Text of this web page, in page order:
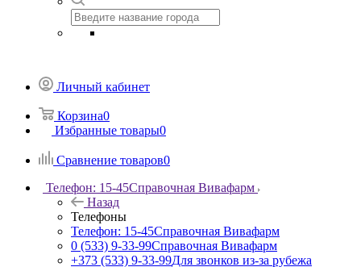
Личный кабинет
Корзина0
Избранные товары0
Сравнение товаров0
Телефон: 15-45Справочная Вивафарм
Назад
Телефоны
Телефон: 15-45Справочная Вивафарм
0 (533) 9-33-99Справочная Вивафарм
+373 (533) 9-33-99Для звонков из-за рубежа